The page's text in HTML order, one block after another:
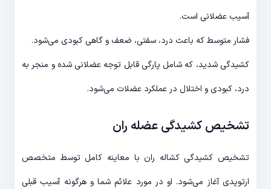
آسیب عضلانی است.
فشار متوسط ​​که باعث درد، سفتی، ضعف و گاهی کبودی می‌شود.
کشیدگی شدید، که شامل پارگی قابل توجه عضلانی شده و منجر به
درد، کبودی و اختلال در عملکرد عضلات می‌شود.
تشخیص کشیدگی عضله ران
تشخیص کشیدگی کشاله ران با معاینه کامل توسط متخصص
ارتوپدی آغاز می‌شود. او در مورد علائم شما و هرگونه آسیب قبلی